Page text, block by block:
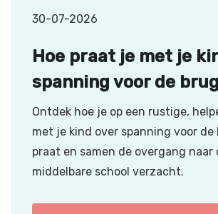
30-07-2026
Hoe praat je met je
spanning voor de
Ontdek hoe je op een rustige,
met je kind over spanning voor de
praat en samen de overgang naar
middelbare school verzacht.